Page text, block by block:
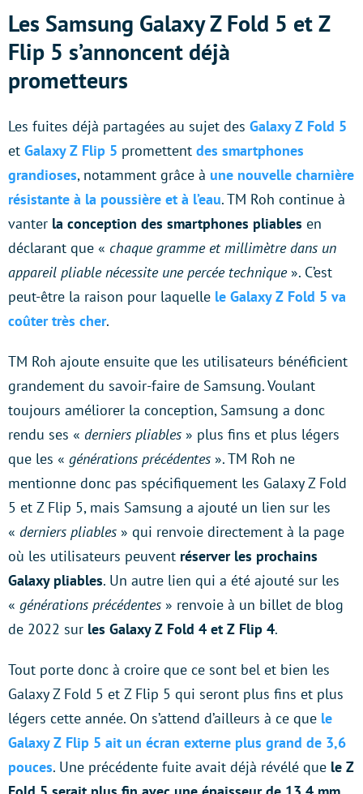
Les Samsung Galaxy Z Fold 5 et Z
Flip 5 s’annoncent déjà
prometteurs
Les fuites déjà partagées au sujet des Galaxy Z Fold 5
et Galaxy Z Flip 5 promettent des smartphones
grandioses, notamment grâce à une nouvelle charnière
résistante à la poussière et à l’eau. TM Roh continue à
vanter la conception des smartphones pliables en
déclarant que « chaque gramme et millimètre dans un
appareil pliable nécessite une percée technique ». C’est
peut-être la raison pour laquelle le Galaxy Z Fold 5 va
coûter très cher.
TM Roh ajoute ensuite que les utilisateurs bénéficient
grandement du savoir-faire de Samsung. Voulant
toujours améliorer la conception, Samsung a donc
rendu ses « derniers pliables » plus fins et plus légers
que les « générations précédentes ». TM Roh ne
mentionne donc pas spécifiquement les Galaxy Z Fold
5 et Z Flip 5, mais Samsung a ajouté un lien sur les
« derniers pliables » qui renvoie directement à la page
où les utilisateurs peuvent réserver les prochains
Galaxy pliables. Un autre lien qui a été ajouté sur les
« générations précédentes » renvoie à un billet de blog
de 2022 sur les Galaxy Z Fold 4 et Z Flip 4.
Tout porte donc à croire que ce sont bel et bien les
Galaxy Z Fold 5 et Z Flip 5 qui seront plus fins et plus
légers cette année. On s’attend d’ailleurs à ce que le
Galaxy Z Flip 5 ait un écran externe plus grand de 3,6
pouces. Une précédente fuite avait déjà révélé que le Z